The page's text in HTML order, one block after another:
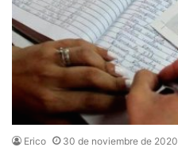
Erico 30 de noviembre de 2020